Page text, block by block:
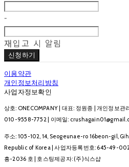
-
재입고 시 알림
신청하기
이용약관
개인정보처리방침
사업자정보확인
상호: ONECOMPANY | 대표: 정원종 | 개인정보관
010-9558-7752 | 이메일:
주소: 105-102, 14, Seogeunae-ro 16beon-gil,
Republic of Korea | 사업자등록번호: 645-49-
흥-2036 호 | 호스팅제공자: (주)식스샵